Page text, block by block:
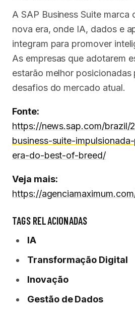
A SAP Business Suite marca
nova era, onde IA, dados e
integram para promover
As empresas que adotarem
estarão melhor posicionadas
desafios do mercado atual.
Fonte:
https://news.sap.com/brazil/
business-suite-
era-do-best-of-breed/
Veja mais:
https://
TAGS RELACIONADAS
IA
Transformação Digital
Inovação
Gestão de Dados